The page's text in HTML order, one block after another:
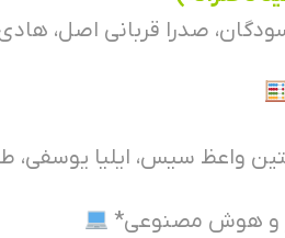
صدرا قربانی اصل،
واعظ سیس، ایلیا یوسفی،
و هوش مصنوعی*